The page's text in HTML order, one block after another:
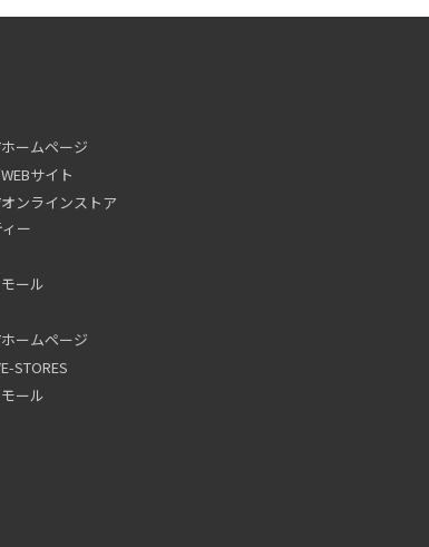
ームページ
サイト
ンラインストア
ー
ール
ームページ
STORES
ール